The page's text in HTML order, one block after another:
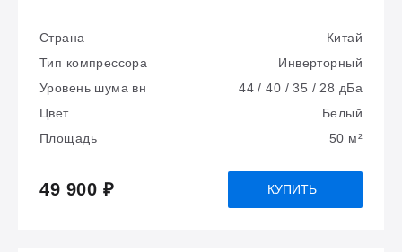
Страна
Китай
Тип компрессора
Инверторный
Уровень шума вн
44 / 40 / 35 / 28 дБа
Цвет
Белый
Площадь
50 м²
49 900 ₽ КУПИТЬ